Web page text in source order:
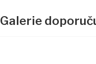
Galerie